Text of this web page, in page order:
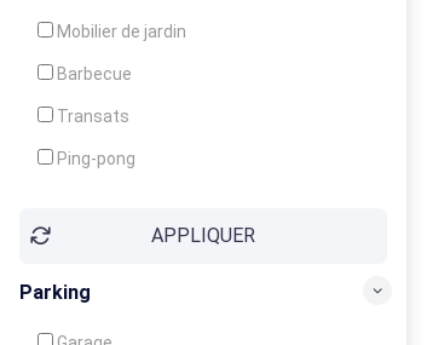
Mobilier de jardin
Barbecue
Transats
Ping-pong
Jeux d'enfantsAPPLIQUER
Parking